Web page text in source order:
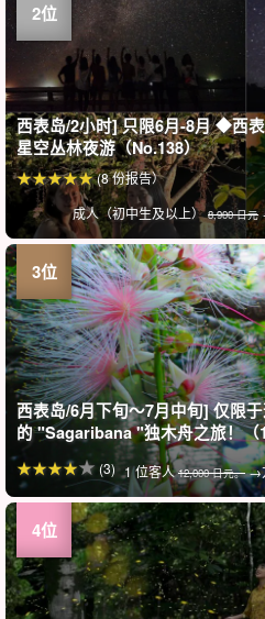
西表岛/2小时] 只限6月-8月 ◆西
星空丛林夜游（No.138）
成人（初中生及以上）8,900 日元
(8 份报告）
西表岛/6月下旬～7月中旬] 仅限
的 "Sagaribana "独木舟之旅！（
1 位客人12,000 日元。→
(3)